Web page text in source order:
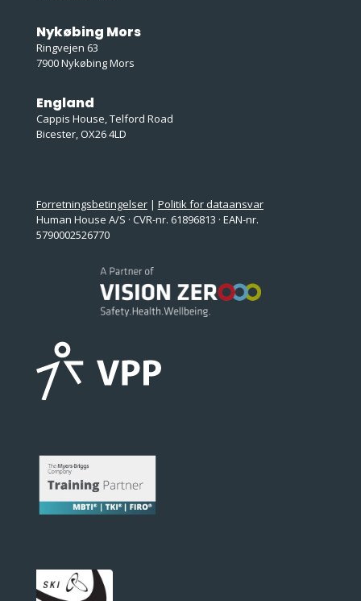
Nykøbing Mors
Ringvejen 63
7900 Nykøbing Mors
England
Cappis House, Telford Road
Bicester, OX26 4LD
Forretningsbetingelser| Politik for dataansvar
Human House A/S · CVR-nr. 61896813 · EAN-nr.
5790002526770